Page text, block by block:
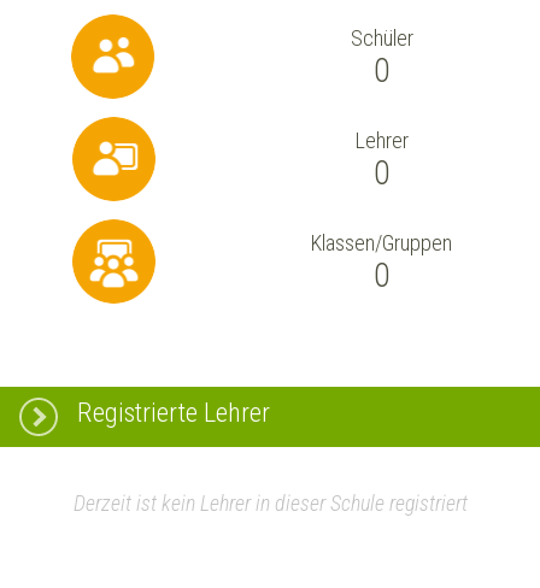
Schüler
0
Lehrer
0
Klassen/Gruppen
0
Registrierte Lehrer
Derzeit ist kein Lehrer in dieser Schule registriert